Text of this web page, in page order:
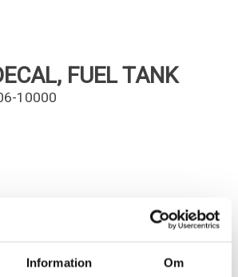
Information Om
FUEL TANK
10000